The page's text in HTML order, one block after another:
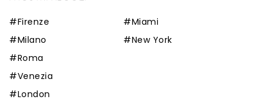
#Firenze
#Milano
#Roma
#Venezia
#London
#Miami
#New York